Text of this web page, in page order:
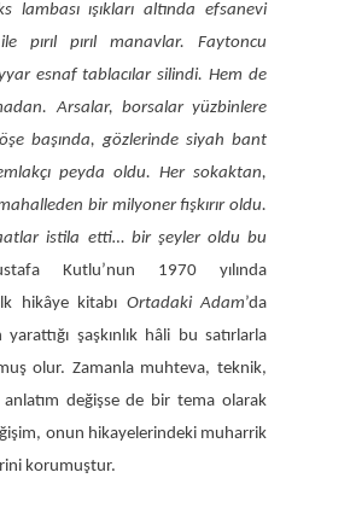
lambası ışıkları altında efsanevi
pırıl pırıl manavlar. Faytoncu
esnaf tablacılar silindi. Hem de
Arsalar, borsalar yüzbinlere
başında, gözlerinde siyah bant
peyda oldu. Her sokaktan,
bir milyoner fışkırır oldu.
istila etti… bir şeyler oldu bu
Kutlu’nun 1970 yılında
hikâye kitabı Ortadaki Adam’da
şaşkınlık hâli bu satırlarla
olur. Zamanla muhteva, teknik,
değişse de bir tema olarak
onun hikayelerindeki muharrik
korumuştur.